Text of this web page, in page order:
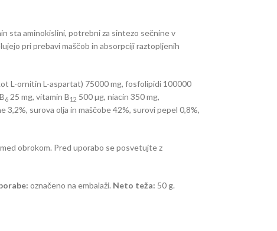
sta aminokislini, potrebni za sintezo sečnine v
pri prebavi maščob in absorpciji raztopljenih
L-ornitin L-aspartat) 75000 mg, fosfolipidi 100000
6 25 mg, vitamin B12 500 µg, niacin 350 mg,
3,2%, surova olja in maščobe 42%, surovi pepel 0,8%,
obrokom. Pred uporabo se posvetujte z
označeno na embalaži. Neto teža: 50 g.